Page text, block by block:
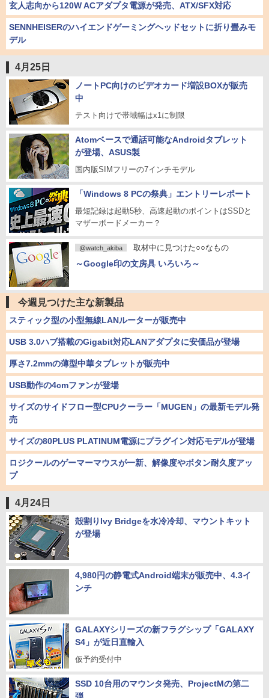
玄人志向から120W ACアダプタ電源が発売、ATX/SFX対応
SENNHEISERのハイエンドゲーミングヘッドセットに折り畳みモ
デル
4月25日
ノートPC向けのビデオカード増設BOXが販売
中
テスト向けで帯域幅はx1に制限
Atomベースで通話可能なAndroidタブレット
が登場、ASUS製
国内版SIMフリーの7インチモデル
「Windows 8 PCの祭典」エントリーレポート
最短記録は起動5秒、高速起動のポイントはSSDと
マザーボードメーカー？
@watch_akiba 取材中に見つけた○○なもの
～Google印の文房具 いろいろ～
今週見つけた主な新製品
スティック型の小型無線LANルーターが販売中
USB 3.0ハブ搭載のGigabit対応LANアダプタに安価品が登場
厚さ7.2mmの薄型中華タブレットが販売中
USB動作の4cmファンが登場
サイズのサイドフロー型CPUクーラー「MUGEN」の最新モデル発
売
サイズの80PLUS PLATINUM電源にプラグイン対応モデルが登場
ロジクールのゲーマーマウスが一新、解像度やボタン耐久度アッ
プ
4月24日
殻割りIvy Bridgeを水冷冷却、マウントキット
が登場
4,980円の静電式Android端末が販売中、4.3イ
ンチ
GALAXYシリーズの新フラグシップ「GALAXY
S4」が近日直輸入
仮予約受付中
SSD 10台用のマウンタ発売、ProjectMの第二